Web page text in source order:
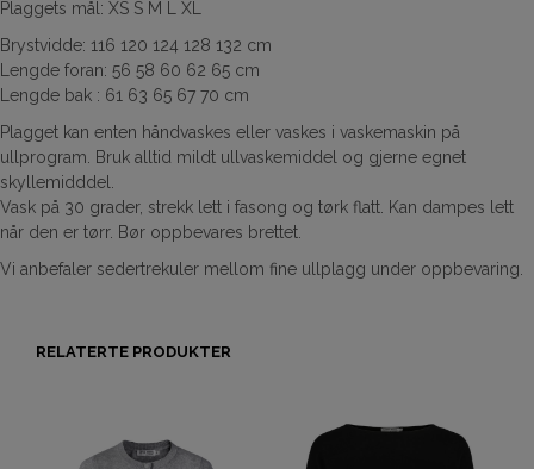
Plaggets mål: XS S M L XL
Brystvidde: 116 120 124 128 132 cm
Lengde foran: 56 58 60 62 65 cm
Lengde bak : 61 63 65 67 70 cm
Plagget kan enten håndvaskes eller vaskes i vaskemaskin på
ullprogram. Bruk alltid mildt ullvaskemiddel og gjerne egnet
skyllemidddel.
Vask på 30 grader, strekk lett i fasong og tørk flatt. Kan dampes lett
når den er tørr. Bør oppbevares brettet.
Vi anbefaler sedertrekuler mellom fine ullplagg under oppbevaring.
RELATERTE PRODUKTER